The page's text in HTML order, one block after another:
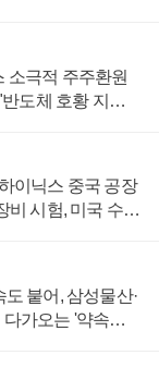
소극적 주주환원
도체 호황 지속
이닉스 중국 공장
비 시험, 미국 수출
붙어, 삼성물산·
가오는 '약속의